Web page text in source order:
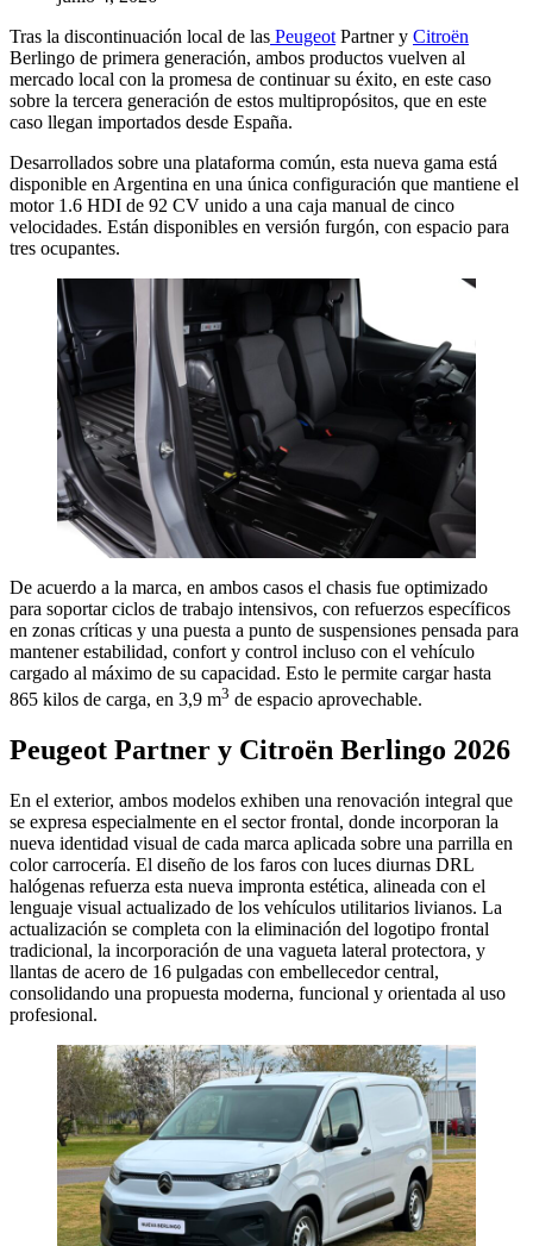
Tras la discontinuación local de las Peugeot Partner y Citroën
Berlingo de primera generación, ambos productos vuelven al
mercado local con la promesa de continuar su éxito, en este caso
sobre la tercera generación de estos multipropósitos, que en este
caso llegan importados desde España.
Desarrollados sobre una plataforma común, esta nueva gama está
disponible en Argentina en una única configuración que mantiene el
motor 1.6 HDI de 92 CV unido a una caja manual de cinco
velocidades. Están disponibles en versión furgón, con espacio para
tres ocupantes.
De acuerdo a la marca, en ambos casos el chasis fue optimizado
para soportar ciclos de trabajo intensivos, con refuerzos específicos
en zonas críticas y una puesta a punto de suspensiones pensada para
mantener estabilidad, confort y control incluso con el vehículo
cargado al máximo de su capacidad. Esto le permite cargar hasta
865 kilos de carga, en 3,9 m3 de espacio aprovechable.
Peugeot Partner y Citroën Berlingo 2026
En el exterior, ambos modelos exhiben una renovación integral que
se expresa especialmente en el sector frontal, donde incorporan la
nueva identidad visual de cada marca aplicada sobre una parrilla en
color carrocería. El diseño de los faros con luces diurnas DRL
halógenas refuerza esta nueva impronta estética, alineada con el
lenguaje visual actualizado de los vehículos utilitarios livianos. La
actualización se completa con la eliminación del logotipo frontal
tradicional, la incorporación de una vagueta lateral protectora, y
llantas de acero de 16 pulgadas con embellecedor central,
consolidando una propuesta moderna, funcional y orientada al uso
profesional.